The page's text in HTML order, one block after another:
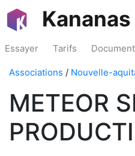
Kananas
Essayer Tarifs
Associations / Nouvelle-
METEOR